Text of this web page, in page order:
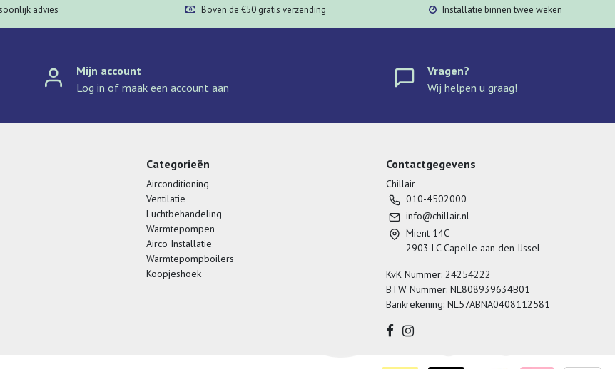
advies Boven de €50 gratis verzending Installatie binnen twee weken
Mijn account
Log in of maak een account aan
Vragen?
Wij helpen u graag!
Categorieën
Airconditioning
Ventilatie
Luchtbehandeling
Warmtepompen
Airco Installatie
Warmtepompboilers
Koopjeshoek
Contactgegevens
Chillair
010-4502000
info@chillair.nl
Mient 14C
2903 LC Capelle aan den IJssel
KvK Nummer: 24254222
BTW Nummer: NL808939634B01
Bankrekening: NL57ABNA0408112581